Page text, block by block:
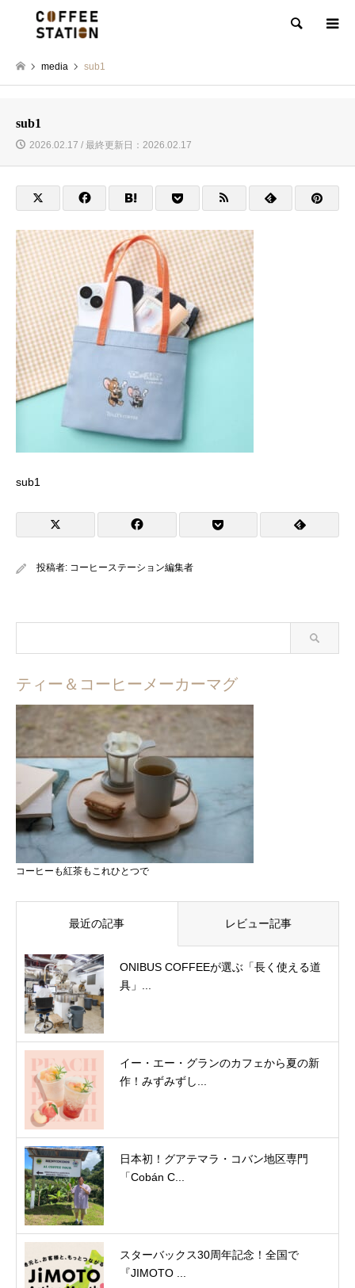
検索
media sub1
sub1
2026.02.17 / 最終更新日：2026.02.17
sub1
投稿者: コーヒーステーション編集者
ティー＆コーヒーメーカーマグ
コーヒーも紅茶もこれひとつで
最近の記事 レビュー記事
ONIBUS COFFEEが選ぶ「長く使える道
具」...
イー・エー・グランのカフェから夏の新
作！みずみずし...
日本初！グアテマラ・コバン地区専門
「Cobán C...
スターバックス30周年記念！全国で
『JIMOTO ...